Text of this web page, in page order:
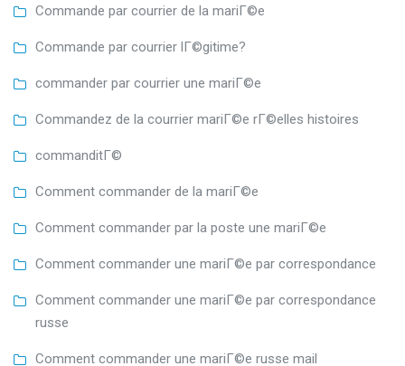
Commande par courrier de la mariГ©e
Commande par courrier lГ©gitime?
commander par courrier une mariГ©e
Commandez de la courrier mariГ©e rГ©elles histoires
commanditГ©
Comment commander de la mariГ©e
Comment commander par la poste une mariГ©e
Comment commander une mariГ©e par correspondance
Comment commander une mariГ©e par correspondance
russe
Comment commander une mariГ©e russe mail